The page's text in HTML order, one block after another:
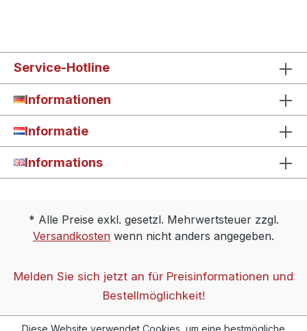
Service-Hotline
Informationen
Informatie
Informations
* Alle Preise exkl. gesetzl. Mehrwertsteuer zzgl.
Versandkosten wenn nicht anders angegeben.
Melden Sie sich jetzt an für Preisinformationen und
Bestellmöglichkeit!
Diese Website verwendet Cookies, um eine bestmögliche